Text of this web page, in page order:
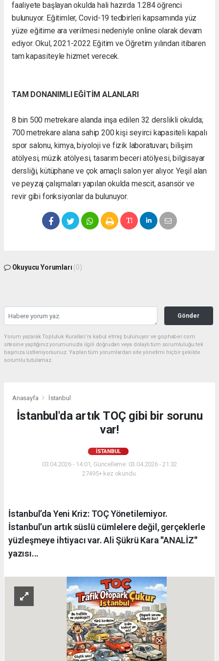
faaliyete başlayan okulda hali hazırda 1.284 öğrenci
bulunuyor. Eğitimler, Covid-19 tedbirleri kapsamında yüz
yüze eğitime ara verilmesi nedeniyle online olarak devam
ediyor. Okul, 2021-2022 Eğitim ve Öğretim yılından itibaren
tam kapasiteyle hizmet verecek.
TAM DONANIMLI EĞİTİM ALANLARI
8 bin 500 metrekare alanda inşa edilen 32 derslikli okulda;
700 metrekare alana sahip 200 kişi seyirci kapasiteli kapalı
spor salonu, kimya, biyoloji ve fizik laboratuvarı, bilişim
atölyesi, müzik atölyesi, tasarım beceri atölyesi, bilgisayar
dersliği, kütüphane ve çok amaçlı salon yer alıyor. Yeşil alan
ve peyzaj çalışmaları yapılan okulda mescit, asansör ve
revir gibi fonksiyonlar da bulunuyor.
Okuyucu Yorumları (0)
Gönder
Yorum yazarak Topluluk Kuralları’nı kabul etmiş bulunuyor ve gophaber.com
sitesine yaptığınız yorumunuzla ilgili doğrudan veya dolaylı tüm sorumluluğu tek
başınıza üstleniyorsunuz. Yazılan tüm yorumlardan site yönetimi hiçbir şekilde
sorumlu tutulamaz.
Anasayfa İstanbul
İstanbul'da artık TOÇ gibi bir sorunu
var!
İSTANBUL
03.04.2026 - 14:01, Güncelleme: 03.04.2026 - 21:32
27495+ kez okundu.
İstanbul’da Yeni Kriz: TOÇ Yönetilemiyor.
İstanbul’un artık süslü cümlelere değil, gerçeklerle
yüzleşmeye ihtiyacı var. Ali Şükrü Kara ''ANALİZ''
yazısı...